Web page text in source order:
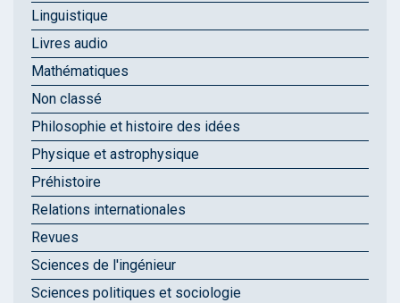
Linguistique
Livres audio
Mathématiques
Non classé
Philosophie et histoire des idées
Physique et astrophysique
Préhistoire
Relations internationales
Revues
Sciences de l'ingénieur
Sciences politiques et sociologie